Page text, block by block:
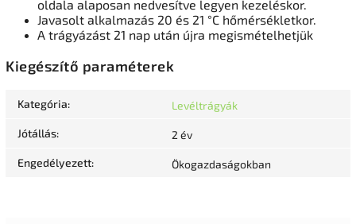
oldala alaposan nedvesítve legyen kezeléskor.
Javasolt alkalmazás 20 és 21 °C hőmérsékletkor.
A trágyázást 21 nap után újra megismételhetjük
Kiegészítő paraméterek
Kategória: Levéltrágyák
Jótállás: 2 év
Engedélyezett: Ökogazdaságokban